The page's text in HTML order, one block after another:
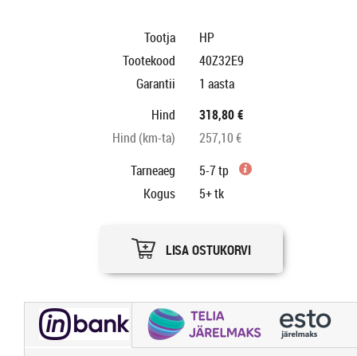
Tootja
HP
Tootekood
40Z32E9
Garantii
1 aasta
Hind
318,80 €
Hind (km-ta)
257,10 €
Tarneaeg
5-7 tp
Kogus
5+tk
LISA OSTUKORVI